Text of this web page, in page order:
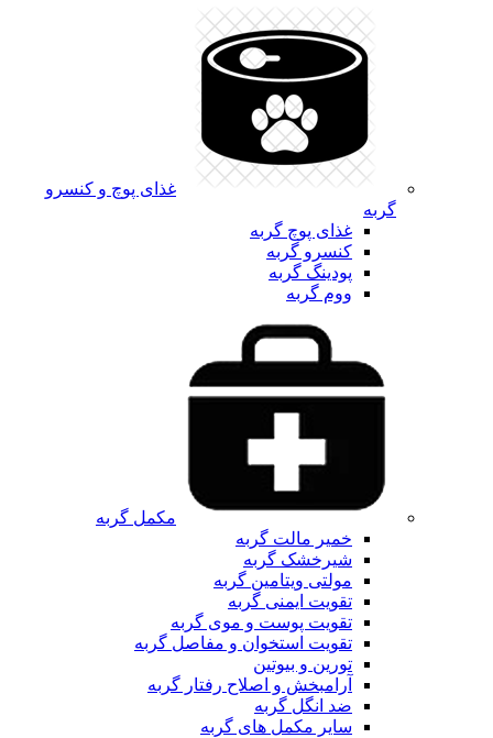
غذای پوچ و کنسرو
گربه
غذای پوچ گربه
کنسرو گربه
پودینگ گربه
ووم گربه
مکمل گربه
خمیر مالت گربه
شیرخشک گربه
مولتی ویتامین گربه
تقویت ایمنی گربه
تقویت پوست و موی گربه
تقویت استخوان و مفاصل گربه
تورین و بیوتین
آرامبخش و اصلاح رفتار گربه
ضد انگل گربه
سایر مکمل های گربه